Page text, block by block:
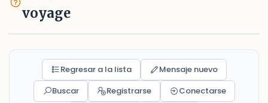
voyage
Regresar a la lista
Mensaje nuevo
Buscar
Registrarse
Conectarse